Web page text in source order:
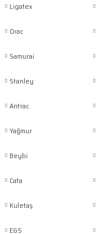
Ligatex
Orac
Samurai
Stanley
Antrac
Yağmur
Beybi
Cata
Kuletaş
E&S